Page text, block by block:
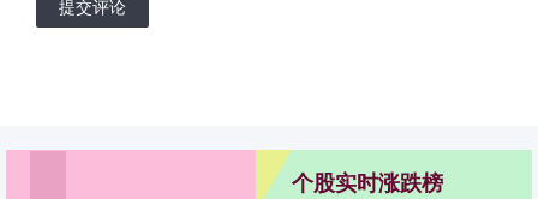
提交评论
个股实时涨跌榜